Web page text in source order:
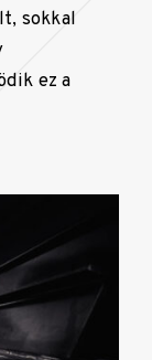
sokkal
ez a